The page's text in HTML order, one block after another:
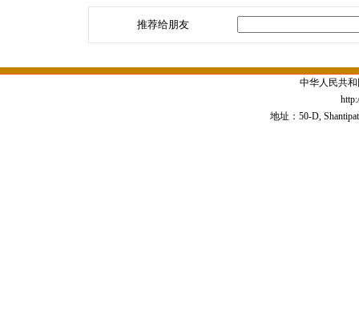
推荐给朋友
中华人民共
地址：50-D,